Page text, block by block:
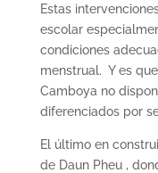
Estas
escolar
condiciones
menstrual. Y es
Camboya no
diferenciados por
El último en
de Daun Pheu ,